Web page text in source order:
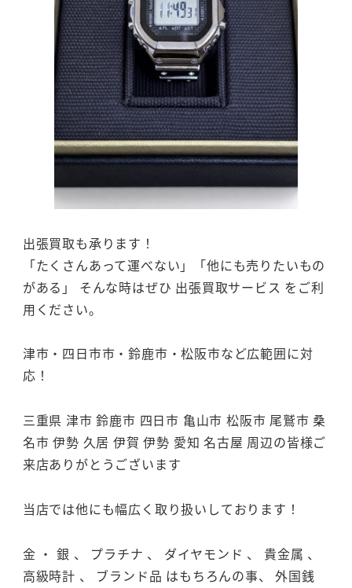
出張買取も承ります！
「たくさんあって運べない」「他にも売りたいもの
がある」 そんな時はぜひ 出張買取サービス をご利
用ください。
津市・四日市市・鈴鹿市・松阪市など広範囲に対
応！
三重県 津市 鈴鹿市 四日市 亀山市 松阪市 尾鷲市 桑
名市 伊勢 久居 伊賀 伊勢 愛知 名古屋 周辺の皆様ご
来店ありがとうございます
当店では他にも幅広く取り扱いしております！
金 ・ 銀 、 プラチナ 、 ダイヤモンド 、 貴金属 、
高級時計 、 ブランド品 はもちろんの事、 外国銭